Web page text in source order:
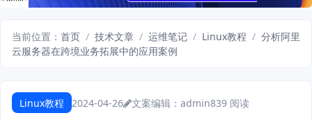
当前位置： 首页 / 技术文章 / 运维笔记 / Linux教程 / 分析阿里
云服务器在跨境业务拓展中的应用案例
Linux教程 2024-04-26 文案编辑：admin839 阅读